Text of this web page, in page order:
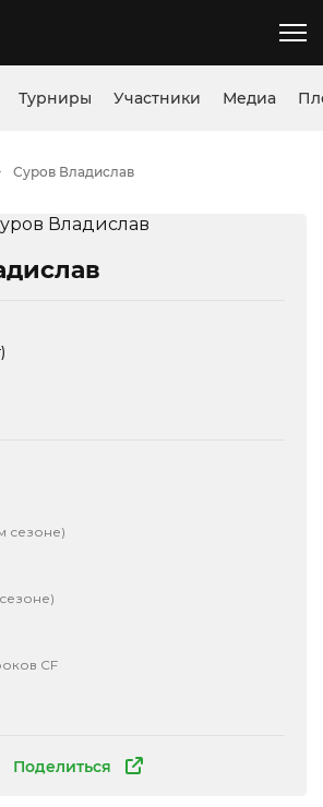
Турниры Участники Медиа
Суров Владислав
Поделиться
сезоне)
CF